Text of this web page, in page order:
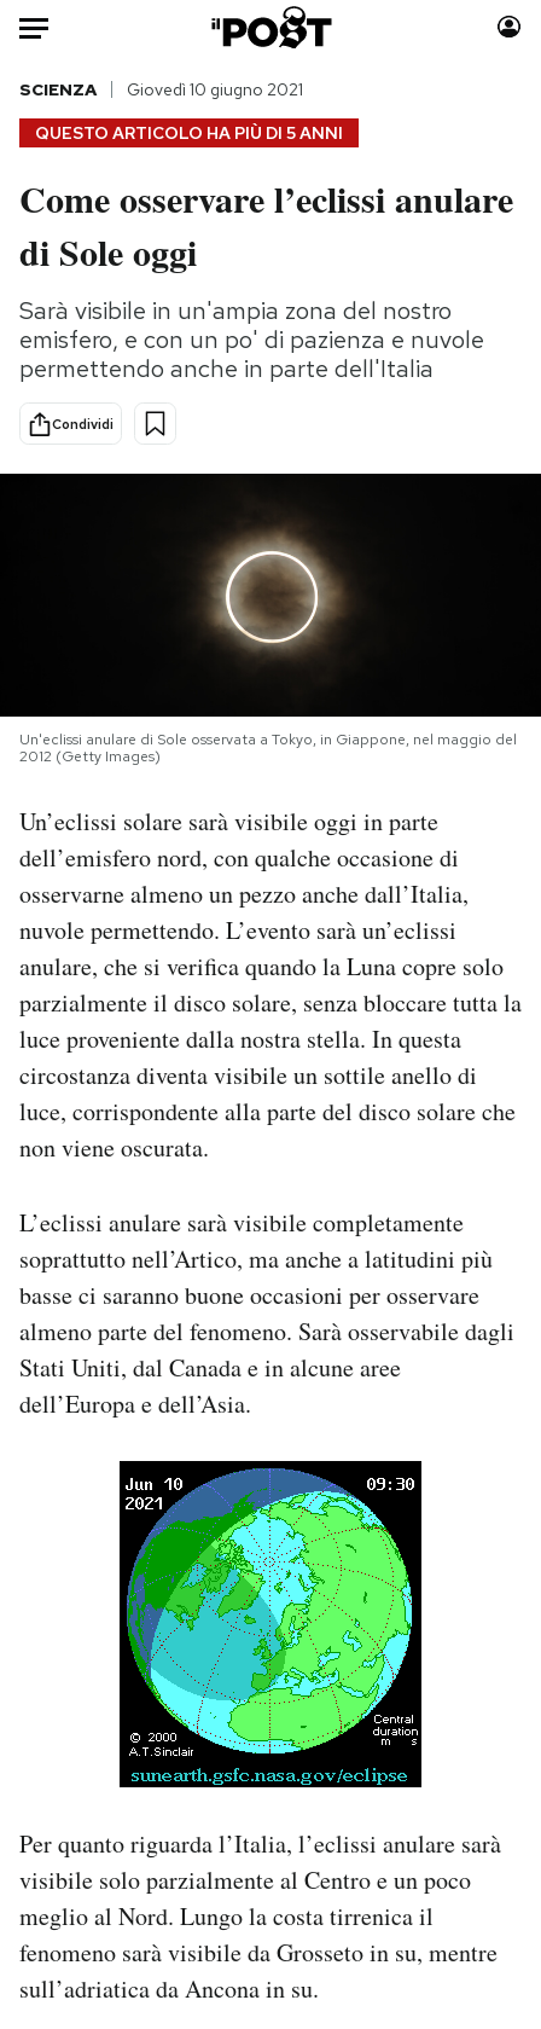
Auto
HOME
Italia
Politica
Tecnologia
Internet
Scienza
Cultura
Economia
Moda
Storie/Idee
Ok Boomer!
Media
I MIEI PREFERITI
SHOP
CALENDARIO
AREA PERSONALE
Area Personale
Newsletter
Notifiche mobile
QUESTO ARTICOLO HA PIÙ DI 5 ANNI
SCIENZA Giovedì 10 giugno 2021
Come osservare l’eclissi anulare
di Sole oggi
Sarà visibile in un'ampia zona del nostro
emisfero, e con un po' di pazienza e nuvole
permettendo anche in parte dell'Italia
Condividi
Un'eclissi anulare di Sole osservata a Tokyo, in Giappone, nel maggio del
2012 (Getty Images)
Un’eclissi solare sarà visibile oggi in parte
dell’emisfero nord, con qualche occasione di
osservarne almeno un pezzo anche dall’Italia,
nuvole permettendo. L’evento sarà un’eclissi
anulare, che si verifica quando la Luna copre solo
parzialmente il disco solare, senza bloccare tutta la
luce proveniente dalla nostra stella. In questa
circostanza diventa visibile un sottile anello di
luce, corrispondente alla parte del disco solare che
non viene oscurata.
L’eclissi anulare sarà visibile completamente
soprattutto nell’Artico, ma anche a latitudini più
basse ci saranno buone occasioni per osservare
almeno parte del fenomeno. Sarà osservabile dagli
Stati Uniti, dal Canada e in alcune aree
dell’Europa e dell’Asia.
Per quanto riguarda l’Italia, l’eclissi anulare sarà
visibile solo parzialmente al Centro e un poco
meglio al Nord. Lungo la costa tirrenica il
fenomeno sarà visibile da Grosseto in su, mentre
sull’adriatica da Ancona in su.